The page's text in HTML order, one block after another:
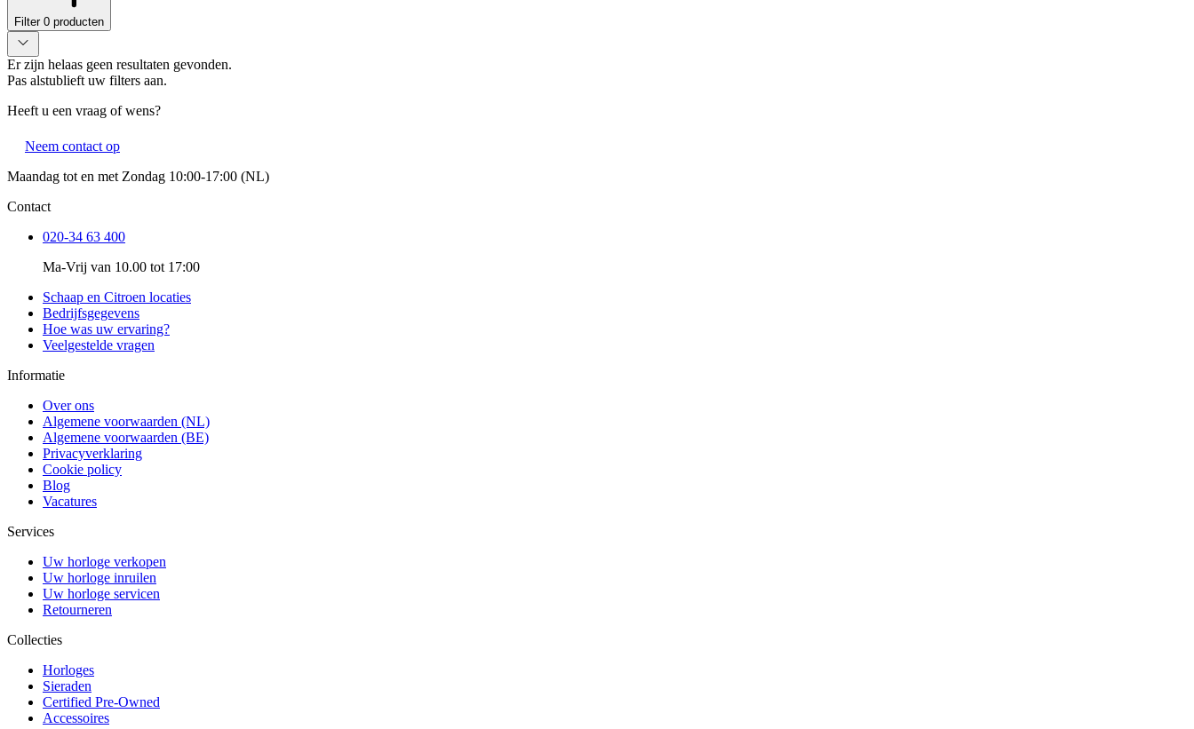
Filter 0 producten
Er zijn helaas geen resultaten gevonden.
Pas alstublieft uw filters aan.
Heeft u een vraag of wens?
Neem contact op
Maandag tot en met Zondag 10:00-17:00 (NL)
Contact
020-34 63 400
Ma-Vrij van 10.00 tot 17:00
Schaap en Citroen locaties
Bedrijfsgegevens
Hoe was uw ervaring?
Veelgestelde vragen
Informatie
Over ons
Algemene voorwaarden (NL)
Algemene voorwaarden (BE)
Privacyverklaring
Cookie policy
Blog
Vacatures
Services
Uw horloge verkopen
Uw horloge inruilen
Uw horloge servicen
Retourneren
Collecties
Horloges
Sieraden
Certified Pre-Owned
Accessoires